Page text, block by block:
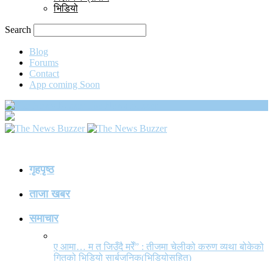
भिडियो
Search
Blog
Forums
Contact
App coming Soon
गृहपृष्ठ
ताजा खबर
समाचार
ए आमा… म त जिउँदै मरेँ” : तीजमा चेलीको करुण व्यथा बोकेको
गितको भिडियो सार्बजनिक(भिडियोसहित)